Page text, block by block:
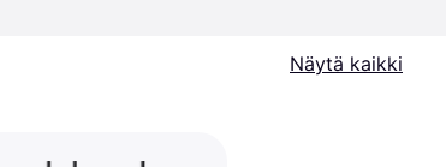
Näytä kaikki